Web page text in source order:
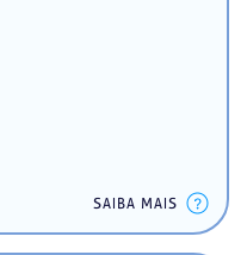
SAIBA MAIS